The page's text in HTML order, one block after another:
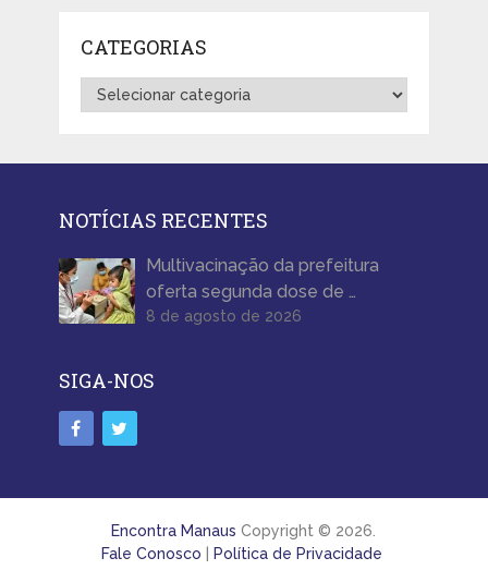
CATEGORIAS
Categorias
NOTÍCIAS RECENTES
Multivacinação da prefeitura
oferta segunda dose de …
8 de agosto de 2026
SIGA-NOS
Encontra Manaus Copyright © 2026.
Fale Conosco
Política de Privacidade